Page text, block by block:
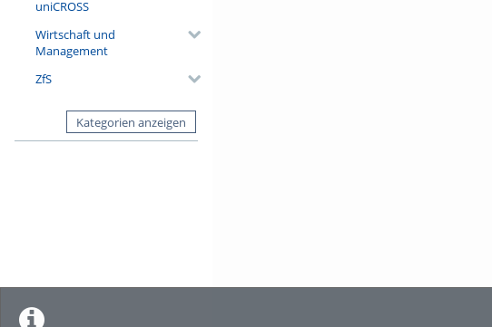
uniCROSS
Wirtschaft und
Management
ZfS
Kategorien anzeigen